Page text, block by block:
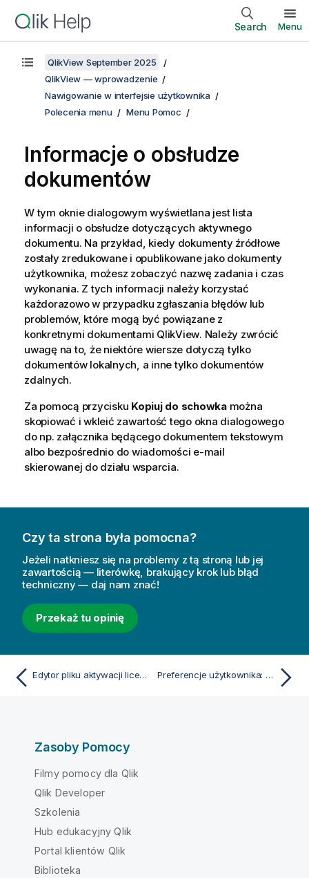
Search Menu
QlikView September 2025
QlikView — wprowadzenie
Nawigowanie w interfejsie użytkownika
Polecenia menu
Menu Pomoc
Informacje o obsłudze
dokumentów
W tym oknie dialogowym wyświetlana jest lista
informacji o obsłudze dotyczących aktywnego
dokumentu. Na przykład, kiedy dokumenty źródłowe
zostały zredukowane i opublikowane jako dokumenty
użytkownika, możesz zobaczyć nazwę zadania i czas
wykonania. Z tych informacji należy korzystać
każdorazowo w przypadku zgłaszania błędów lub
problemów, które mogą być powiązane z
konkretnymi dokumentami QlikView. Należy zwrócić
uwagę na to, że niektóre wiersze dotyczą tylko
dokumentów lokalnych, a inne tylko dokumentów
zdalnych.
Za pomocą przycisku Kopiuj do schowkamożna
skopiować i wkleić zawartość tego okna dialogowego
do np. załącznika będącego dokumentem tekstowym
albo bezpośrednio do wiadomości e-mail
skierowanej do działu wsparcia.
Czy ta strona była pomocna?
Jeżeli natkniesz się na problemy z tą stroną lub jej
zawartością — literówkę, brakujący krok lub błąd
techniczny — daj nam znać!
Przekaż tu opinię
Edytor pliku aktywacji licencji Preferencje użytkownika: Ogólne
Zasoby Pomocy
Filmy pomocy dla Qlik
Qlik Developer
Szkolenia
Hub edukacyjny Qlik
Portal klientów Qlik
Biblioteka